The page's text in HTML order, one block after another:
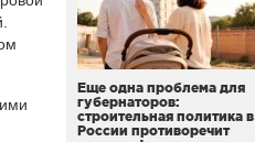
Еще одна проблема для
губернаторов:
строительная политика в
России противоречит